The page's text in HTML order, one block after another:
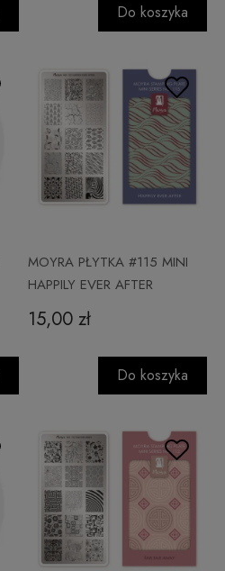
Do koszyka
MOYRA PŁYTKA #115 MINI
HAPPILY EVER AFTER
15,00 zł
Do koszyka